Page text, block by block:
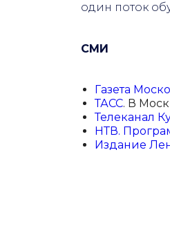
один поток
СМИ
Газета
ТАСС. В
Телеканал
НТВ.
Издание